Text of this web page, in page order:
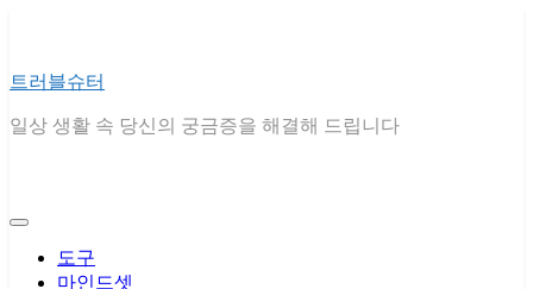
트러블슈터
일상 생활 속 당신의 궁금증을 해결해 드립니다
도구
마인드셋